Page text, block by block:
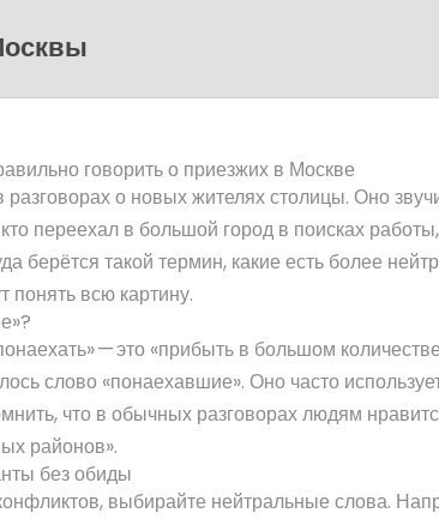
говорить о приезжих в Москве
о новых жителях столицы. Оно
переехал в большой город в поисках
берётся такой термин, какие есть более
понять всю картину.
— это «прибыть в большом
слово «понаехавшие». Оно часто
что в обычных разговорах людям
районов».
без обиды
выбирайте нейтральные слова.